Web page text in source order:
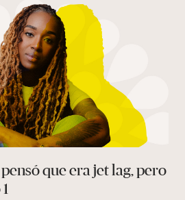
que era jet lag, pero